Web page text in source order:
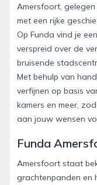
Amersfoort,
met een rijke
Op Funda vind je
verspreid over de
bruisende
Met behulp van
verfijnen op basis
kamers en meer,
aan jouw wensen
Funda
Amersfoort staat
grachtenpanden en